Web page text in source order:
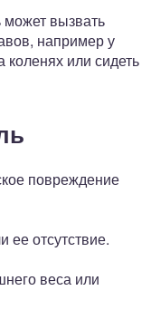
вызвать
например у
коленях или сидеть
повреждение
ее отсутствие.
веса или